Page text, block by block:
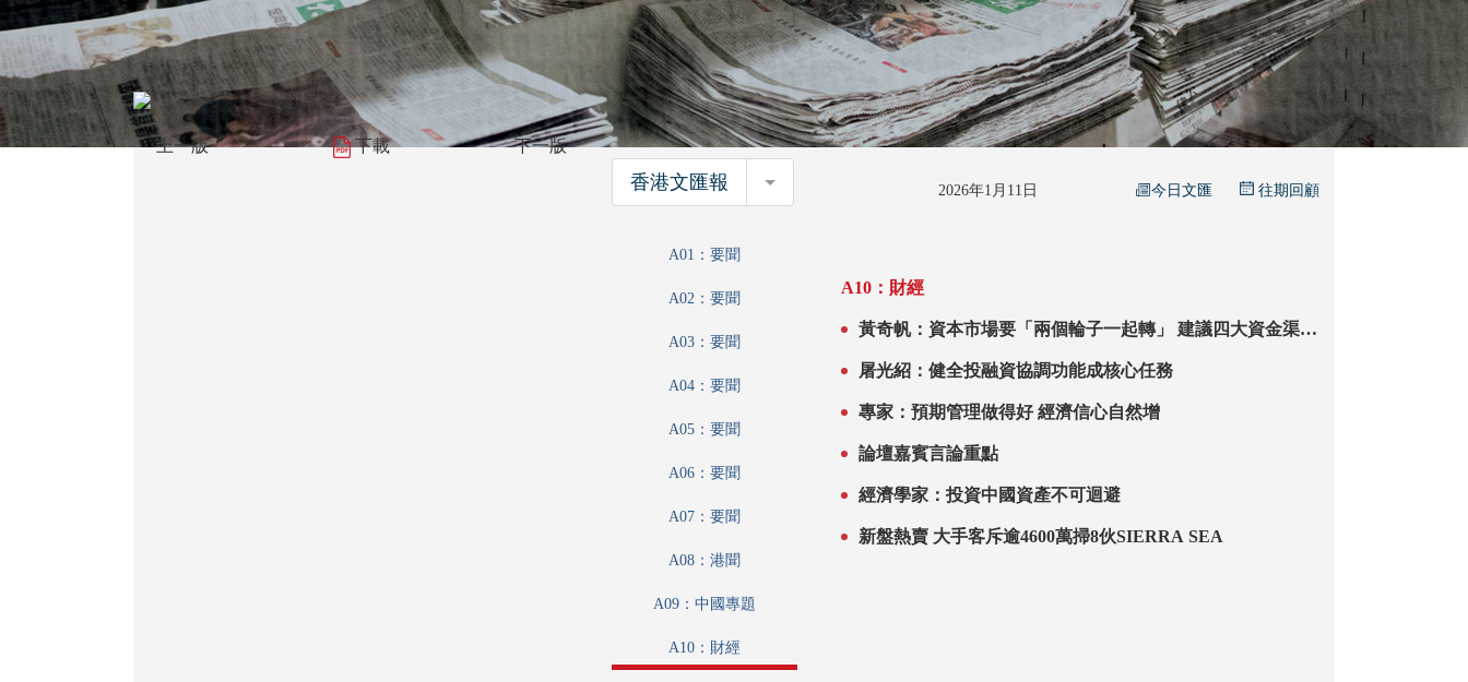
上一版 下載 下一版
香港文匯報 香港文匯報 2026年1月11日 今日文匯 往期回顧
A01：要聞
A02：要聞
A03：要聞
A04：要聞
A05：要聞
A06：要聞
A07：要聞
A08：港聞
A09：中國專題
A10：財經
A10：財經
黃奇帆：資本市場要「兩個輪子一起轉」 建議四大資金渠道
屠光紹：健全投融資協調功能成核心任務
專家：預期管理做得好 經濟信心自然增
論壇嘉賓言論重點
經濟學家：投資中國資產不可迴避
新盤熱賣 大手客斥逾4600萬掃8伙SIERRA SEA